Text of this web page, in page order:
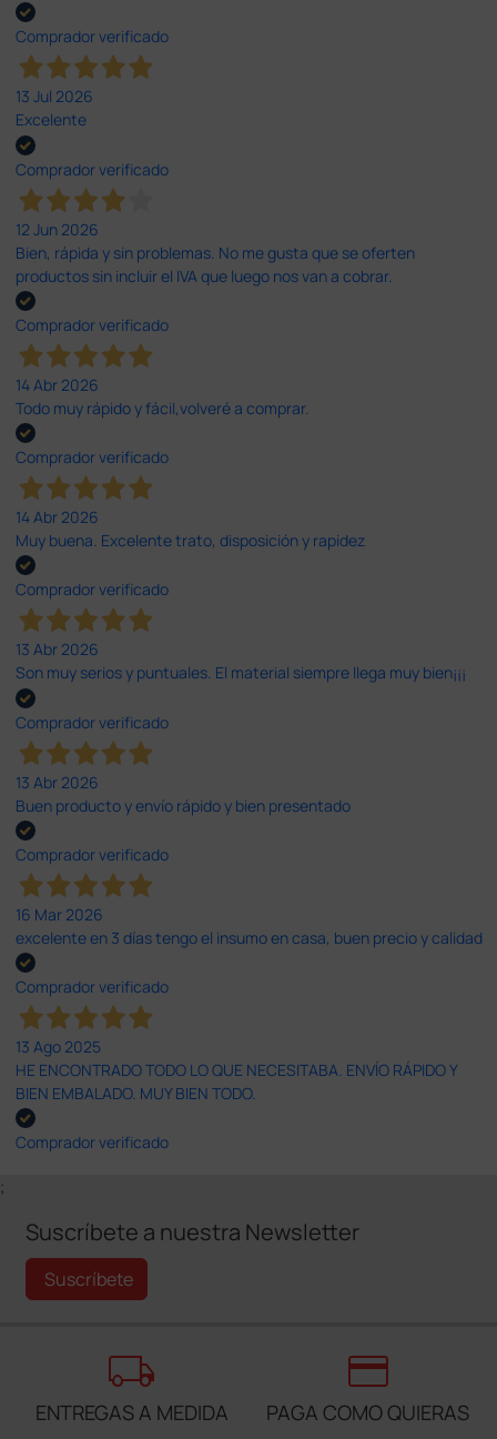
Comprador verificado
13 Jul 2026
Excelente
Comprador verificado
12 Jun 2026
Bien, rápida y sin problemas. No me gusta que se oferten
productos sin incluir el IVA que luego nos van a cobrar.
Comprador verificado
14 Abr 2026
Todo muy rápido y fácil,volveré a comprar.
Comprador verificado
14 Abr 2026
Muy buena. Excelente trato, disposición y rapidez
Comprador verificado
13 Abr 2026
Son muy serios y puntuales. El material siempre llega muy bien¡¡¡
Comprador verificado
13 Abr 2026
Buen producto y envío rápido y bien presentado
Comprador verificado
16 Mar 2026
excelente en 3 días tengo el insumo en casa, buen precio y calidad
Comprador verificado
13 Ago 2025
HE ENCONTRADO TODO LO QUE NECESITABA. ENVÍO RÁPIDO Y
BIEN EMBALADO. MUY BIEN TODO.
Comprador verificado
;
Suscríbete a nuestra Newsletter
Suscríbete
local_shipping
ENTREGAS A MEDIDA
credit_card
PAGA COMO QUIERAS